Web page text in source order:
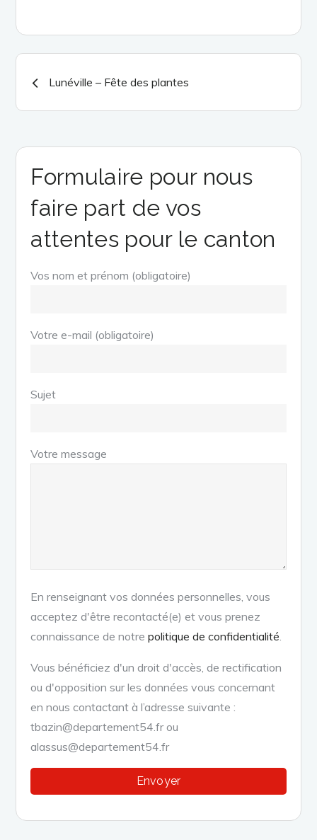
Navigation
de
l’article
Lunéville – Fête des plantes
Formulaire pour nous
faire part de vos
attentes pour le canton
Vos nom et prénom (obligatoire)
Votre e-mail (obligatoire)
Sujet
Votre message
En renseignant vos données personnelles, vous
acceptez d'être recontacté(e) et vous prenez
connaissance de notrepolitique de confidentialité
Vous bénéficiez d'un droit d'accès, de rectification
ou d'opposition sur les données vous concernant
en nous contactant à l’adresse suivante :
tbazin@departement54.fr ou
alassus@departement54.fr